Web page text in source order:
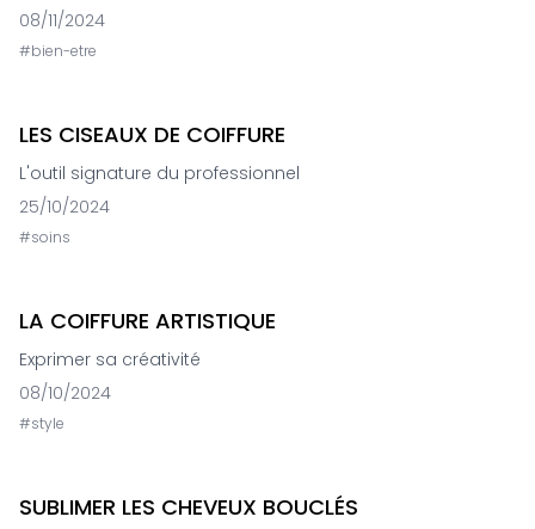
08/11/2024
#bien-etre
LES CISEAUX DE COIFFURE
L'outil signature du professionnel
25/10/2024
#soins
LA COIFFURE ARTISTIQUE
Exprimer sa créativité
08/10/2024
#style
SUBLIMER LES CHEVEUX BOUCLÉS